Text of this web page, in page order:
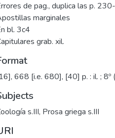
de pag., duplica las p.
marginales
bl. 3c4
grab. xil.
668 [i.e. 680], [40] p. : il. ; 8º
s.III, Prosa griega s.III